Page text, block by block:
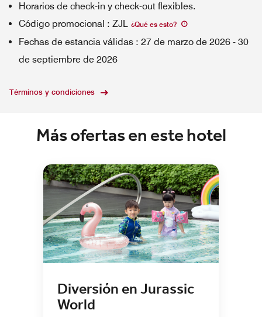
Horarios de check-in y check-out flexibles.
Código promocional : ZJL ¿Qué es esto?
Fechas de estancia válidas : 27 de marzo de 2026 - 30
de septiembre de 2026
Términos y condiciones
Más ofertas en este hotel
Diversión en Jurassic
World